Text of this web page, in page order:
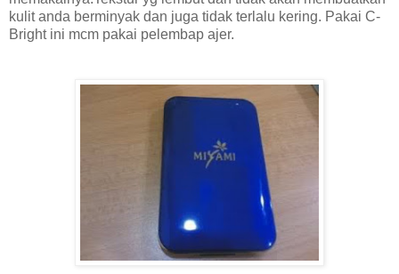
kulit anda berminyak dan juga tidak terlalu kering. Pakai C-
Bright ini mcm pakai pelembap ajer.